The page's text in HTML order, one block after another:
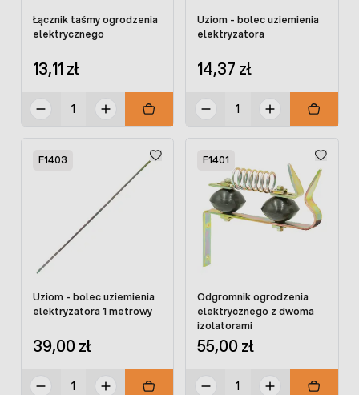
Łącznik taśmy ogrodzenia
elektrycznego
13,11 zł
Uziom - bolec uziemienia
elektryzatora
14,37 zł
F1403
Uziom - bolec uziemienia
elektryzatora 1 metrowy
39,00 zł
F1401
Odgromnik ogrodzenia
elektrycznego z dwoma
izolatorami
55,00 zł